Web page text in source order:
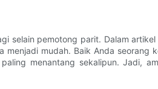
selain pemotong parit. Dalam
mudah. Baik Anda seorang
menantang sekalipun. Jadi,